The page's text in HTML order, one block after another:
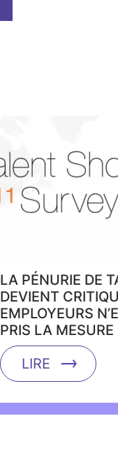
LA PÉNURIE DE
DEVIENT
EMPLOYEURS
PRIS LA MESURE
LIRE